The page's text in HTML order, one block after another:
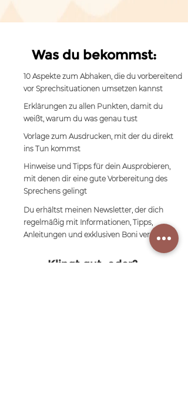
Was du bekommst:
10 Aspekte zum Abhaken, die du vorbereitend
vor Sprechsituationen umsetzen kannst
Erklärungen zu allen Punkten, damit du
weißt, warum du was genau tust
Vorlage zum Ausdrucken, mit der du direkt
ins Tun kommst
Hinweise und Tipps für dein Ausprobieren,
mit denen dir eine gute Vorbereitung des
Sprechens gelingt
Du erhältst meinen Newsletter, der dich
regelmäßig mit Informationen, Tipps,
Anleitungen und exklusiven Boni versorgt
Klingt gut, oder?